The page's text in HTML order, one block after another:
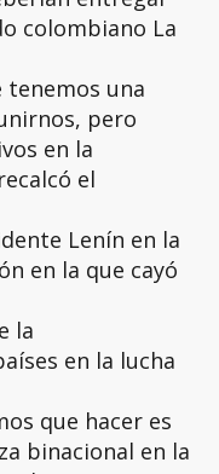
colombiano La
tenemos una
pero
en la
el
Lenín en la
en la que cayó
la
en la lucha
que hacer es
binacional en la